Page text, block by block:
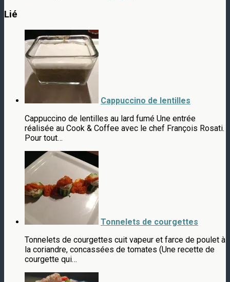
Lié
Cappuccino de lentilles
Cappuccino de lentilles au lard fumé Une entrée
réalisée au Cook & Coffee avec le chef François Rosati.
Pour tout…
Tonnelets de courgettes
Tonnelets de courgettes cuit vapeur et farce de poulet à
la coriandre, concassées de tomates (Une recette de
courgette qui…